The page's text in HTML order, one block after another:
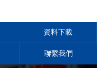
資料下載
聯繫我們